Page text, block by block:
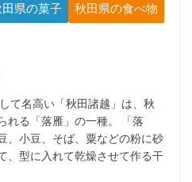
田県の菓子 秋田県の食べ物
て名高い「秋田諸越」は、秋
れる「落雁」の一種。 「落
、小豆、そば、粟などの粉に砂
、型に入れて乾燥させて作る干